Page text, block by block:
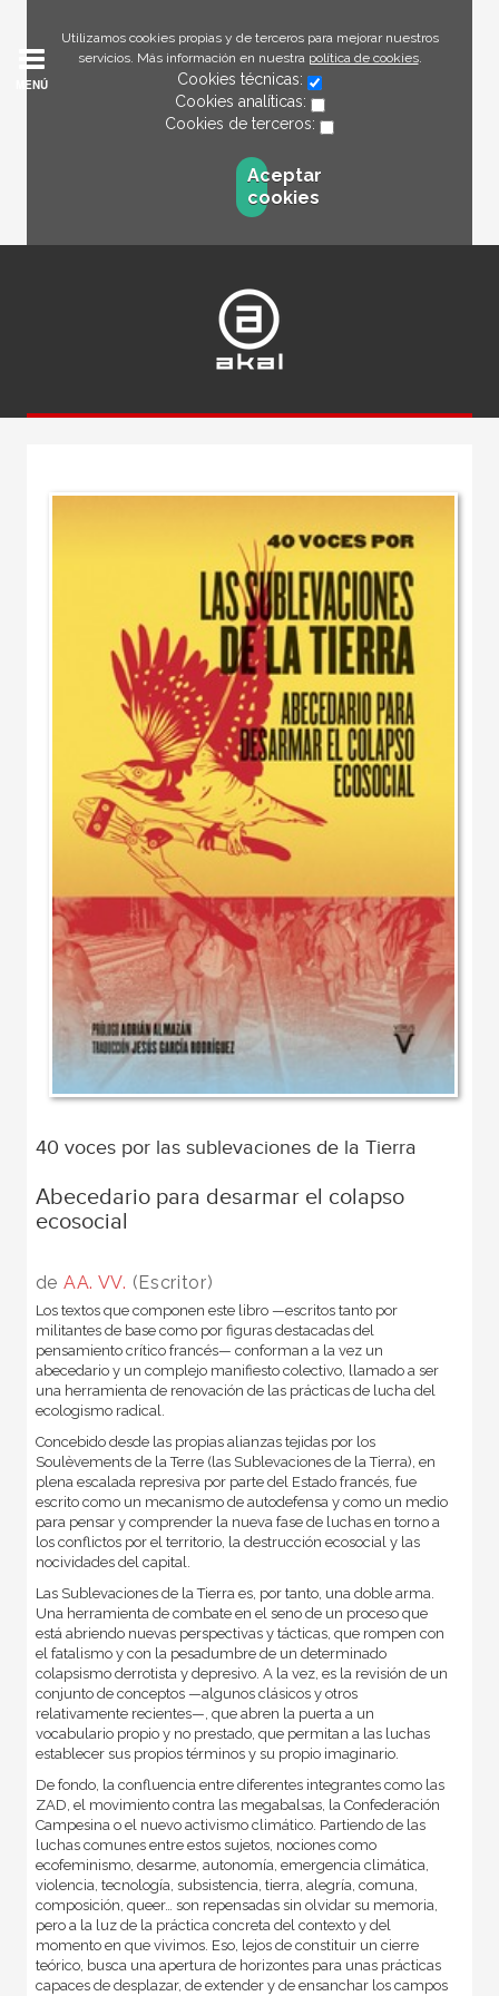
Utilizamos cookies propias y de terceros para mejorar nuestros
servicios. Más información en nuestra política de cookies.
Cookies técnicas:
Cookies analíticas:
Cookies de terceros:
Aceptar
cookies
MENÚ
40 voces por las sublevaciones de la Tierra
Abecedario para desarmar el colapso
ecosocial
de AA. VV. (Escritor)
Los textos que componen este libro —escritos tanto por
militantes de base como por figuras destacadas del
pensamiento crítico francés— conforman a la vez un
abecedario y un complejo manifiesto colectivo, llamado a ser
una herramienta de renovación de las prácticas de lucha del
ecologismo radical.
Concebido desde las propias alianzas tejidas por los
Soulèvements de la Terre (las Sublevaciones de la Tierra), en
plena escalada represiva por parte del Estado francés, fue
escrito como un mecanismo de autodefensa y como un medio
para pensar y comprender la nueva fase de luchas en torno a
los conflictos por el territorio, la destrucción ecosocial y las
nocividades del capital.
Las Sublevaciones de la Tierra es, por tanto, una doble arma.
Una herramienta de combate en el seno de un proceso que
está abriendo nuevas perspectivas y tácticas, que rompen con
el fatalismo y con la pesadumbre de un determinado
colapsismo derrotista y depresivo. A la vez, es la revisión de un
conjunto de conceptos —algunos clásicos y otros
relativamente recientes—, que abren la puerta a un
vocabulario propio y no prestado, que permitan a las luchas
establecer sus propios términos y su propio imaginario.
De fondo, la confluencia entre diferentes integrantes como las
ZAD, el movimiento contra las megabalsas, la Confederación
Campesina o el nuevo activismo climático. Partiendo de las
luchas comunes entre estos sujetos, nociones como
ecofeminismo, desarme, autonomía, emergencia climática,
violencia, tecnología, subsistencia, tierra, alegría, comuna,
composición, queer… son repensadas sin olvidar su memoria,
pero a la luz de la práctica concreta del contexto y del
momento en que vivimos. Eso, lejos de constituir un cierre
teórico, busca una apertura de horizontes para unas prácticas
capaces de desplazar, de extender y de ensanchar los campos